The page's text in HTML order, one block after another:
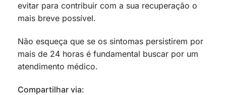
evitar para contribuir com a sua recuperação o
mais breve possível.
Não esqueça que se os sintomas persistirem por
mais de 24 horas é fundamental buscar por um
atendimento médico.
Compartilhar via: